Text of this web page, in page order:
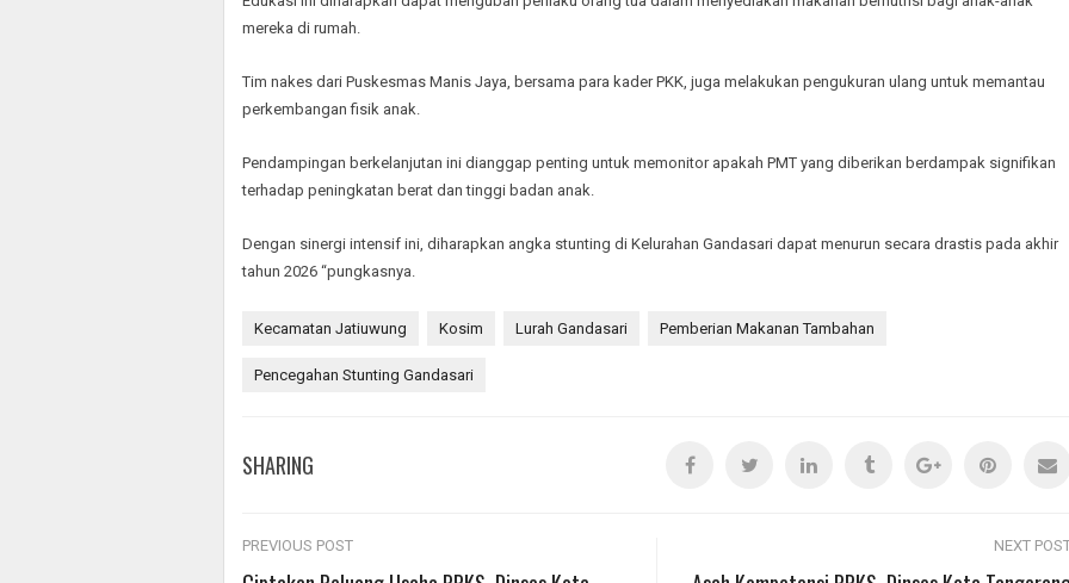
mereka di rumah.
Tim nakes dari Puskesmas Manis Jaya, bersama para kader PKK, juga melakukan pengukuran ulang untuk memantau
perkembangan fisik anak.
Pendampingan berkelanjutan ini dianggap penting untuk memonitor apakah PMT yang diberikan berdampak signifikan
terhadap peningkatan berat dan tinggi badan anak.
Dengan sinergi intensif ini, diharapkan angka stunting di Kelurahan Gandasari dapat menurun secara drastis pada akhir
tahun 2026 “pungkasnya.
Kecamatan Jatiuwung Kosim Lurah Gandasari Pemberian Makanan Tambahan
Pencegahan Stunting Gandasari
SHARING
PREVIOUS POST NEXT